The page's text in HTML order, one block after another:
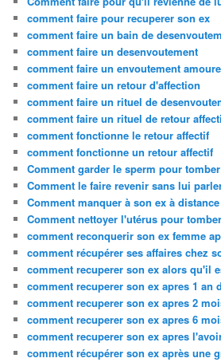
comment faire pour recuperer son ex
comment faire un bain de
comment faire un desenvoutement
comment faire un envoutement
comment faire un retour d'affection
comment faire un rituel de
comment faire un rituel de retour
comment fonctionne le retour affectif
comment fonctionne un retour affectif
Comment garder le sperm pour
Comment le faire revenir sans lui
Comment manquer à son ex à distance
Comment nettoyer l'utérus pour
comment reconquerir son ex femme
comment récupérer ses affaires chez
comment recuperer son ex alors qu'il
comment recuperer son ex apres 1 an
comment recuperer son ex apres 2
comment recuperer son ex apres 6
comment recuperer son ex apres
comment récupérer son ex après une